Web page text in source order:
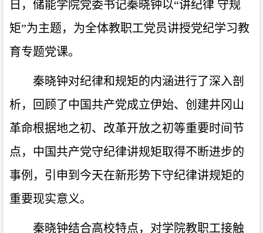
日，储能学院党委书记秦晓钟以“讲纪律 守规
矩”为主题，为全体教职工党员讲授党纪学习教
育专题党课。
秦晓钟对纪律和规矩的内涵进行了深入剖
析，回顾了中国共产党成立伊始、创建井冈山
革命根据地之初、改革开放之初等重要时间节
点，中国共产党守纪律讲规矩取得不断进步的
事例，引申到今天在新形势下守纪律讲规矩的
重要现实意义。
秦晓钟结合高校特点，对学院教职工接触